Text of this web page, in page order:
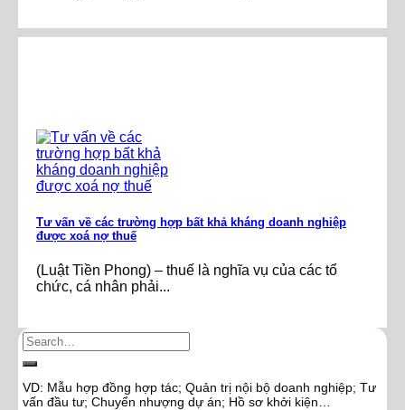
Tư vấn về các trường hợp bất khả kháng doanh nghiệp
được xoá nợ thuế
(Luật Tiền Phong) – thuế là nghĩa vụ của các tổ
chức, cá nhân phải...
VD: Mẫu hợp đồng hợp tác; Quản trị nội bộ doanh nghiệp; Tư
vấn đầu tư; Chuyển nhượng dự án; Hồ sơ khởi kiện…